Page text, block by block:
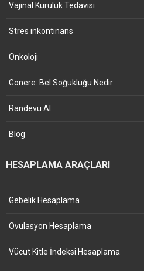
Vajinal Kuruluk Tedavisi
Stres inkontinans
Onkoloji
Gonere: Bel Soğukluğu Nedir
Randevu Al
Blog
HESAPLAMA ARAÇLARI
Gebelik Hesaplama
Ovulasyon Hesaplama
Vücut Kitle İndeksi Hesaplama